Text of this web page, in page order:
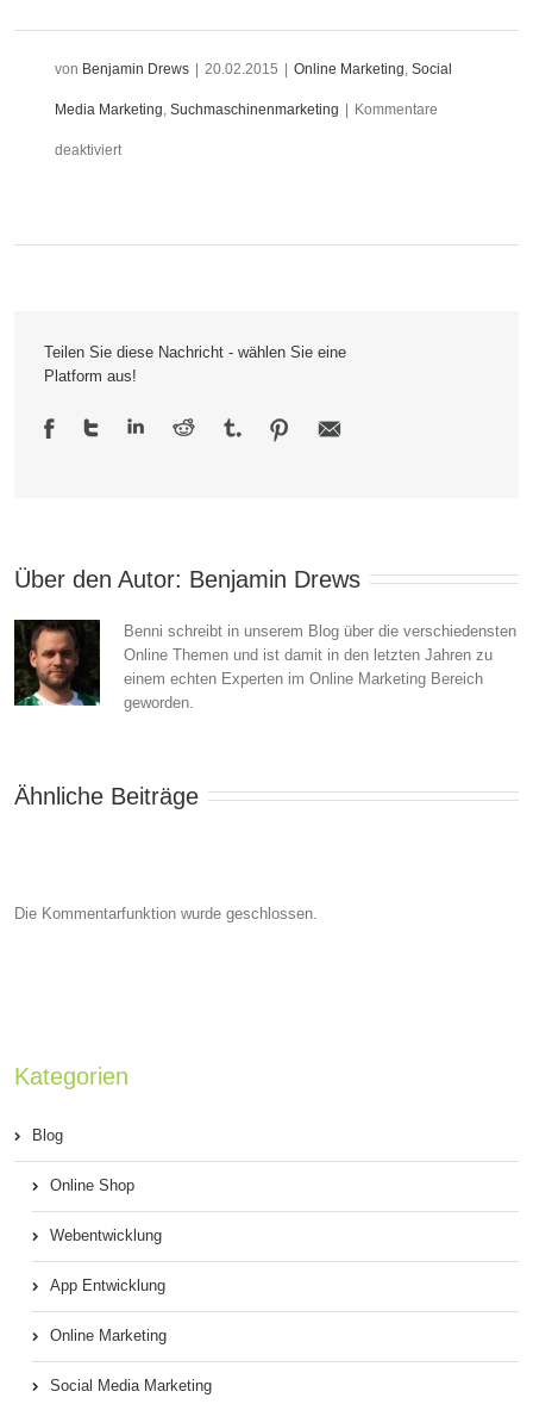
von Benjamin Drews 20.02.2015 Online Marketing, Social
Media Marketing, Suchmaschinenmarketing Kommentare
deaktiviertfür
Marketing
2015
Teilen Sie diese Nachricht - wählen Sie eine
Platform aus!
Über den Autor: Benjamin Drews
Benni schreibt in unserem Blog über die verschiedensten
Online Themen und ist damit in den letzten Jahren zu
einem echten Experten im Online Marketing Bereich
geworden.
Ähnliche Beiträge
Die Kommentarfunktion wurde geschlossen.
Kategorien
Blog
Online Shop
Webentwicklung
App Entwicklung
Online Marketing
Social Media Marketing